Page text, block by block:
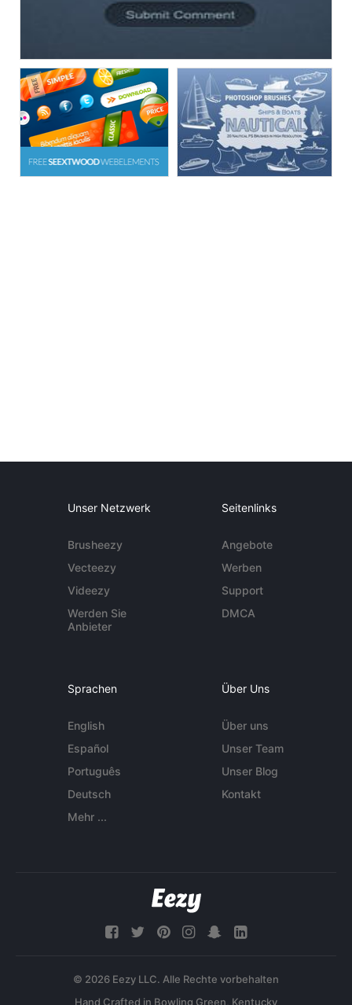
Unser Netzwerk
Brusheezy
Vecteezy
Videezy
Werden Sie
Anbieter
Seitenlinks
Angebote
Werben
Support
DMCA
Sprachen
English
Español
Português
Deutsch
Mehr ...
Über Uns
Über uns
Unser Team
Unser Blog
Kontakt
© 2026 Eezy LLC. Alle Rechte vorbehalten